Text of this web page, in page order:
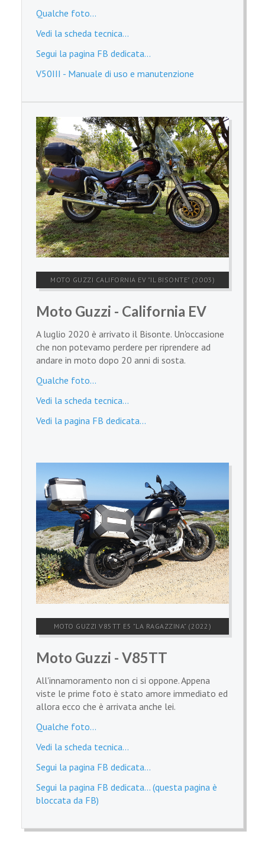
Qualche foto...
Vedi la scheda tecnica...
Segui la pagina FB dedicata...
V50III - Manuale di uso e manutenzione
MOTO GUZZI CALIFORNIA EV "IL BISONTE" (2003)
Moto Guzzi - California EV
A luglio 2020 è arrivato il Bisonte. Un'occasione
che non potevamo perdere per riprendere ad
andare in moto dopo 20 anni di sosta.
Qualche foto...
Vedi la scheda tecnica...
Vedi la pagina FB dedicata...
MOTO GUZZI V85TT E5 "LA RAGAZZINA" (2022)
Moto Guzzi - V85TT
All'innamoramento non ci si oppone. Appena
viste le prime foto è stato amore immediato ed
allora ecco che è arrivata anche lei.
Qualche foto...
Vedi la scheda tecnica...
Segui la pagina FB dedicata...
Segui la pagina FB dedicata... (questa pagina è
bloccata da FB)